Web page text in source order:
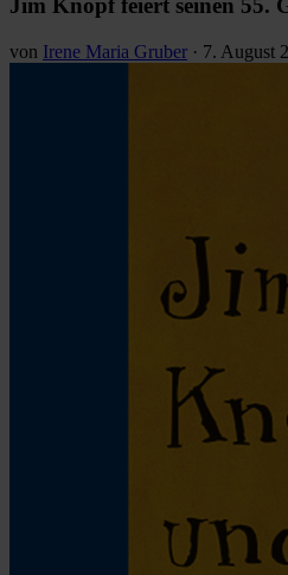
Jim Knopf feiert seinen 55.
von Irene Maria Gruber · 7. August